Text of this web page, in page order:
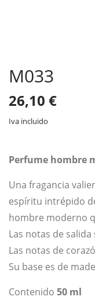
M033
26,10 €
Iva incluido
Perfume hombre
Una fragancia
espíritu intrépido
hombre moderno
Las notas de
Las notas de
Su base es de
Contenido 50 ml